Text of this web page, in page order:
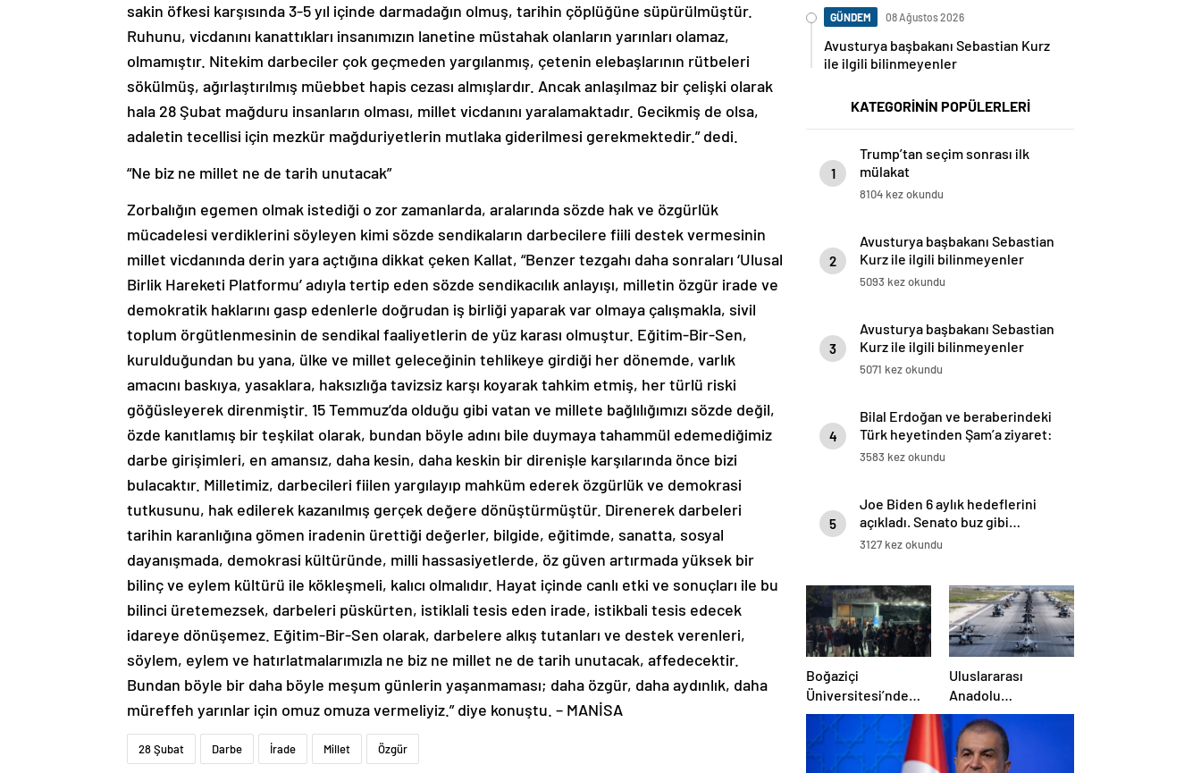
sakin öfkesi karşısında 3-5 yıl içinde darmadağın olmuş, tarihin çöplüğüne süpürülmüştür.
Ruhunu, vicdanını kanattıkları insanımızın lanetine müstahak olanların yarınları olamaz,
olmamıştır. Nitekim darbeciler çok geçmeden yargılanmış, çetenin elebaşlarının rütbeleri
sökülmüş, ağırlaştırılmış müebbet hapis cezası almışlardır. Ancak anlaşılmaz bir çelişki olarak
hala 28 Şubat mağduru insanların olması, millet vicdanını yaralamaktadır. Gecikmiş de olsa,
adaletin tecellisi için mezkür mağduriyetlerin mutlaka giderilmesi gerekmektedir.” dedi.
“Ne biz ne millet ne de tarih unutacak”
Zorbalığın egemen olmak istediği o zor zamanlarda, aralarında sözde hak ve özgürlük
mücadelesi verdiklerini söyleyen kimi sözde sendikaların darbecilere fiili destek vermesinin
millet vicdanında derin yara açtığına dikkat çeken Kallat, “Benzer tezgahı daha sonraları ‘Ulusal
Birlik Hareketi Platformu’ adıyla tertip eden sözde sendikacılık anlayışı, milletin özgür irade ve
demokratik haklarını gasp edenlerle doğrudan iş birliği yaparak var olmaya çalışmakla, sivil
toplum örgütlenmesinin de sendikal faaliyetlerin de yüz karası olmuştur. Eğitim-Bir-Sen,
kurulduğundan bu yana, ülke ve millet geleceğinin tehlikeye girdiği her dönemde, varlık
amacını baskıya, yasaklara, haksızlığa tavizsiz karşı koyarak tahkim etmiş, her türlü riski
göğüsleyerek direnmiştir. 15 Temmuz’da olduğu gibi vatan ve millete bağlılığımızı sözde değil,
özde kanıtlamış bir teşkilat olarak, bundan böyle adını bile duymaya tahammül edemediğimiz
darbe girişimleri, en amansız, daha kesin, daha keskin bir direnişle karşılarında önce bizi
bulacaktır. Milletimiz, darbecileri fiilen yargılayıp mahküm ederek özgürlük ve demokrasi
tutkusunu, hak edilerek kazanılmış gerçek değere dönüştürmüştür. Direnerek darbeleri
tarihin karanlığına gömen iradenin ürettiği değerler, bilgide, eğitimde, sanatta, sosyal
dayanışmada, demokrasi kültüründe, milli hassasiyetlerde, öz güven artırmada yüksek bir
bilinç ve eylem kültürü ile kökleşmeli, kalıcı olmalıdır. Hayat içinde canlı etki ve sonuçları ile bu
bilinci üretemezsek, darbeleri püskürten, istiklali tesis eden irade, istikbali tesis edecek
idareye dönüşemez. Eğitim-Bir-Sen olarak, darbelere alkış tutanları ve destek verenleri,
söylem, eylem ve hatırlatmalarımızla ne biz ne millet ne de tarih unutacak, affedecektir.
Bundan böyle bir daha böyle meşum günlerin yaşanmaması; daha özgür, daha aydınlık, daha
müreffeh yarınlar için omuz omuza vermeliyiz.” diye konuştu. – MANİSA
28 Şubat Darbe İrade Millet Özgür
GÜNDEM 08 Ağustos 2026
Avusturya başbakanı Sebastian Kurz
ile ilgili bilinmeyenler
KATEGORİNİN POPÜLERLERİ
1
Trump’tan seçim sonrası ilk
mülakat
8104 kez okundu
2
Avusturya başbakanı Sebastian
Kurz ile ilgili bilinmeyenler
5093 kez okundu
3
Avusturya başbakanı Sebastian
Kurz ile ilgili bilinmeyenler
5071 kez okundu
4
Bilal Erdoğan ve beraberindeki
Türk heyetinden Şam’a ziyaret:
Emevi Camii’nde namaz kıldılar
3583 kez okundu
5
Joe Biden 6 aylık hedeflerini
açıkladı. Senato buz gibi…
3127 kez okundu
Boğaziçi
Üniversitesi’nde
polise saldırı: 97
gözaltı
Uluslararası
Anadolu
Ankası-2025
Tatbikatı başladı